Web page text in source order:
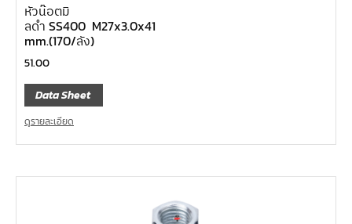
หัวน๊อตมิ
ลดำ SS400 M27x3.0x41
mm.(170/ลัง)
51.00
Data Sheet
ดูรายละเอียด